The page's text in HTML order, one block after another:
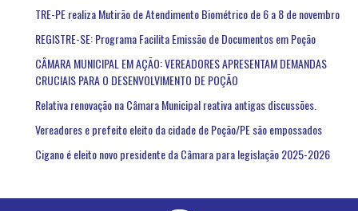
TRE-PE realiza Mutirão de Atendimento Biométrico de 6 a 8 de novembro
REGISTRE-SE: Programa Facilita Emissão de Documentos em Poção
CÂMARA MUNICIPAL EM AÇÃO: VEREADORES APRESENTAM DEMANDAS
CRUCIAIS PARA O DESENVOLVIMENTO DE POÇÃO
Relativa renovação na Câmara Municipal reativa antigas discussões.
Vereadores e prefeito eleito da cidade de Poção/PE são empossados
Cigano é eleito novo presidente da Câmara para legislação 2025-2026